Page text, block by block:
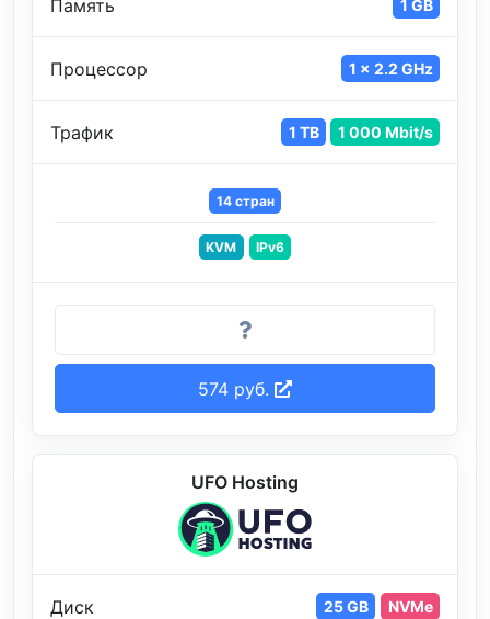
Память 1 GB
Процессор 1 x 2.2 GHz
Трафик 1 TB 1 000 Mbit/s
14 стран
KVM IPv6
574 руб.
UFO Hosting
Диск 25 GB NVMe